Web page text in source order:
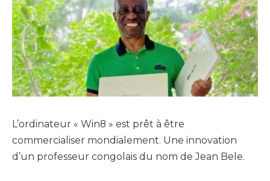
L’ordinateur « Win8 » est prêt à être
commercialiser mondialement. Une innovation
d’un professeur congolais du nom de Jean Bele.